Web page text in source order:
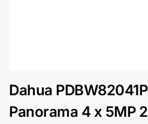
&
Intercom
Dahua
Panorama 4 x 5MP